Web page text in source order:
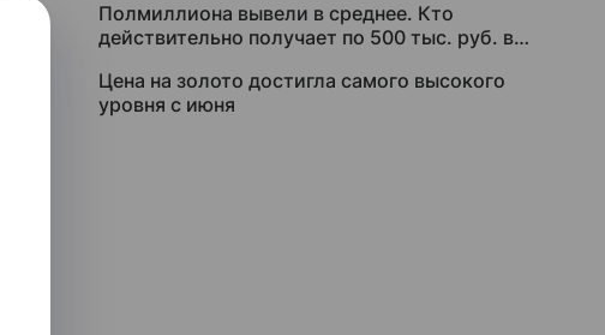
Полмиллиона вывели в среднее. Кто
действительно получает по 500 тыс. руб. в
Цена на золото достигла самого высокого
уровня с июня